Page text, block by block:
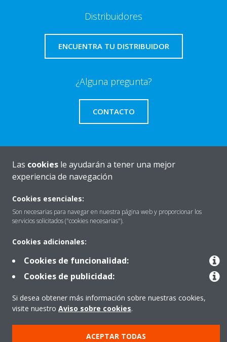
Distribuidores
ENCUENTRA TU DISTRIBUIDOR
¿Alguna pregunta?
CONTACTO
Quiénes somos
Destacados
Contactar con Daikin
Copyright © Daikin
Las cookies le ayudarán a tener una mejor
experiencia de navegación
Cookies esenciales:
Son necesarias para navegar en nuestra página web y proporcionar los
servicios solicitados ("cookies necesarias").
Cookies adicionales:
Cookies de funcionalidad:
Cookies de publicidad:
Si desea obtener más información sobre nuestras cookies,
visite nuestro Aviso sobre cookies.
ACEPTAR TODAS